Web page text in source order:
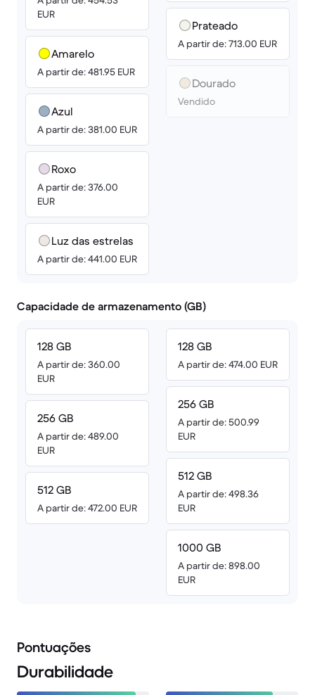
EUR
Amarelo
A partir de: 481.95 EUR
Azul
A partir de: 381.00 EUR
Roxo
A partir de: 376.00
EUR
Luz das estrelas
A partir de: 441.00 EUR
Prateado
A partir de: 713.00 EUR
Dourado
Vendido
Capacidade de armazenamento (GB)
128 GB
A partir de: 360.00
EUR
256 GB
A partir de: 489.00
EUR
512 GB
A partir de: 472.00 EUR
128 GB
A partir de: 474.00 EUR
256 GB
A partir de: 500.99
EUR
512 GB
A partir de: 498.36
EUR
1000 GB
A partir de: 898.00
EUR
Pontuações
Durabilidade